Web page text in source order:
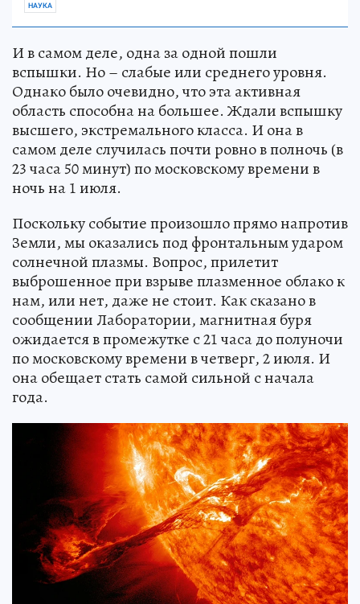
НАУКА
И в самом деле, одна за одной пошли
вспышки. Но – слабые или среднего уровня.
Однако было очевидно, что эта активная
область способна на большее. Ждали вспышку
высшего, экстремального класса. И она в
самом деле случилась почти ровно в полночь (в
23 часа 50 минут) по московскому времени в
ночь на 1 июля.
Поскольку событие произошло прямо напротив
Земли, мы оказались под фронтальным ударом
солнечной плазмы. Вопрос, прилетит
выброшенное при взрыве плазменное облако к
нам, или нет, даже не стоит. Как сказано в
сообщении Лаборатории, магнитная буря
ожидается в промежутке с 21 часа до полуночи
по московскому времени в четверг, 2 июля. И
она обещает стать самой сильной с начала
года.